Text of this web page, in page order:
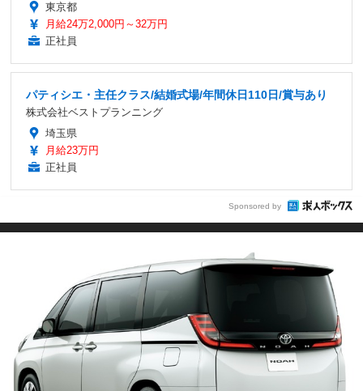
東京都
月給24万2,000円～32万円
正社員
パティシエ・主任クラス/結婚式場/年間休日110日/賞与あり
株式会社ベストプランニング
埼玉県
月給23万円
正社員
Sponsored by